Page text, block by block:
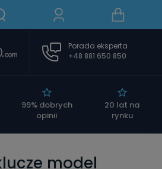
99% dobrych
opinii
20 lat na
rynku
Porada eksperta
+48 881 650 850
model